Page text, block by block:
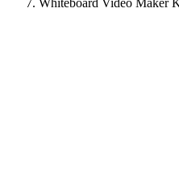
Whiteboard Video Maker